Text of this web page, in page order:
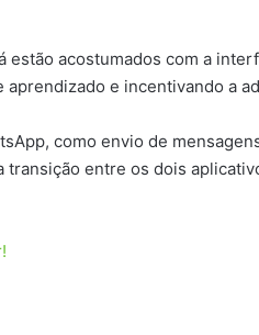
acostumados com a
e incentivando a
como envio de
entre os dois